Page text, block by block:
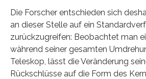
Die Forscher entschieden sich
an dieser Stelle auf ein
zurückzugreifen: Beobachtet man
während seiner gesamten
Teleskop, lässt die Veränderung
Rückschlüsse auf die Form des